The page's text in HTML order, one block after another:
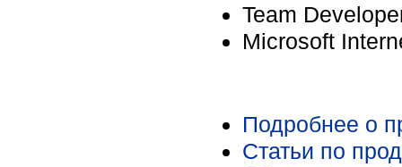
Team
Microsoft
Подробнее о
Статьи по